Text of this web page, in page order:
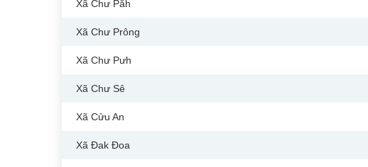
Xã Chư Păh
Xã Chư Prông
Xã Chư Pưh
Xã Chư Sê
Xã Cửu An
Xã Đak Đoa